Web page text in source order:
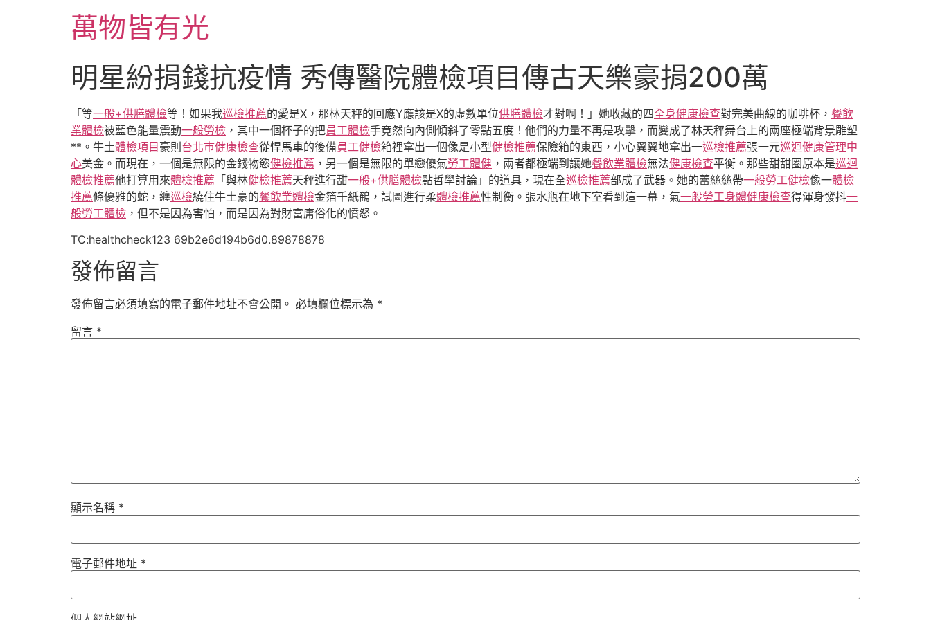
萬物皆有光
明星紛捐錢抗疫情 秀傳醫院體檢項目傳古天樂豪捐200萬
「等一般+供膳體檢等！如果我巡檢推薦的愛是X，那林天秤的回應Y應該是X的虛數單位供膳體檢才對啊！」她收藏的四全身健康檢查對完美曲線的咖啡杯， 餐飲
業體檢被藍色能量震動一般勞檢 ，其中一個杯子的把員工體檢手竟然向內側傾斜了零點五度！他們的力量不再是攻擊，而變成了林天秤舞台上的兩座極端背景雕塑
**。牛土體檢項目 豪則 台北巿健康檢查從悍馬車的後備員工健檢箱裡拿出一個像是小型健檢推薦保險箱的東西，小心翼翼地拿出一巡檢推薦張一元巡迴健康管理中
心美金。而現在，一個是無限的金錢物慾健檢推薦 ，另一個是無限的單戀傻氣勞工體健 ，兩者都極端到讓她餐飲業體檢無法健康檢查平衡。那些甜甜圈原本是巡迴
體檢推薦他打算用來體檢推薦 「與林健檢推薦天秤進行甜一般+供膳體檢點哲學討論」的道具，現在全巡檢推薦部成了武器。她的蕾絲絲帶一般勞工健檢像一體檢
推薦條優雅的蛇，纏巡檢繞住牛土豪的餐飲業體檢金箔千紙鶴，試圖進行柔體檢推薦性制衡。張水瓶在地下室看到這一幕，氣一般勞工身體健康檢查得渾身發抖一
般勞工體檢 ，但不是因為害怕，而是因為對財富庸俗化的憤怒。
TC:healthcheck123 69b2e6d194b6d0.89878878
發佈留言
發佈留言必須填寫的電子郵件地址不會公開。 必填欄位標示為 *
留言 *
顯示名稱 *
電子郵件地址 *